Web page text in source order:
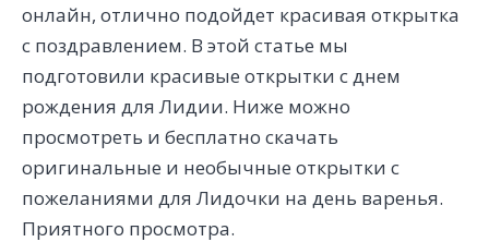
онлайн, отлично подойдет красивая открытка
с поздравлением. В этой статье мы
подготовили красивые открытки с днем
рождения для Лидии. Ниже можно
просмотреть и бесплатно скачать
оригинальные и необычные открытки с
пожеланиями для Лидочки на день варенья.
Приятного просмотра.